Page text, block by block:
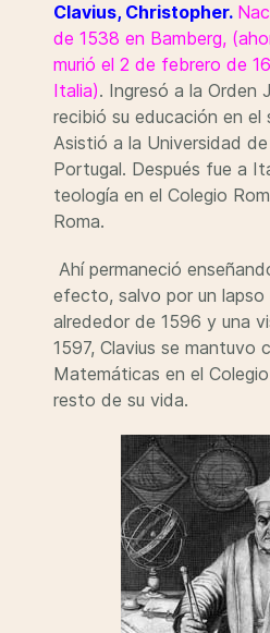
Clavius, Christopher.
de 1538 en Bamberg,
murió el 2 de febrero de
Italia). Ingresó a la Orden
recibió su educación en el
Asistió a la Universidad
Portugal. Después fue a
teología en el Colegio
Roma.
Ahí permaneció
efecto, salvo por un lapso
alrededor de 1596 y una
1597, Clavius se mantuvo
Matemáticas en el
resto de su vida.